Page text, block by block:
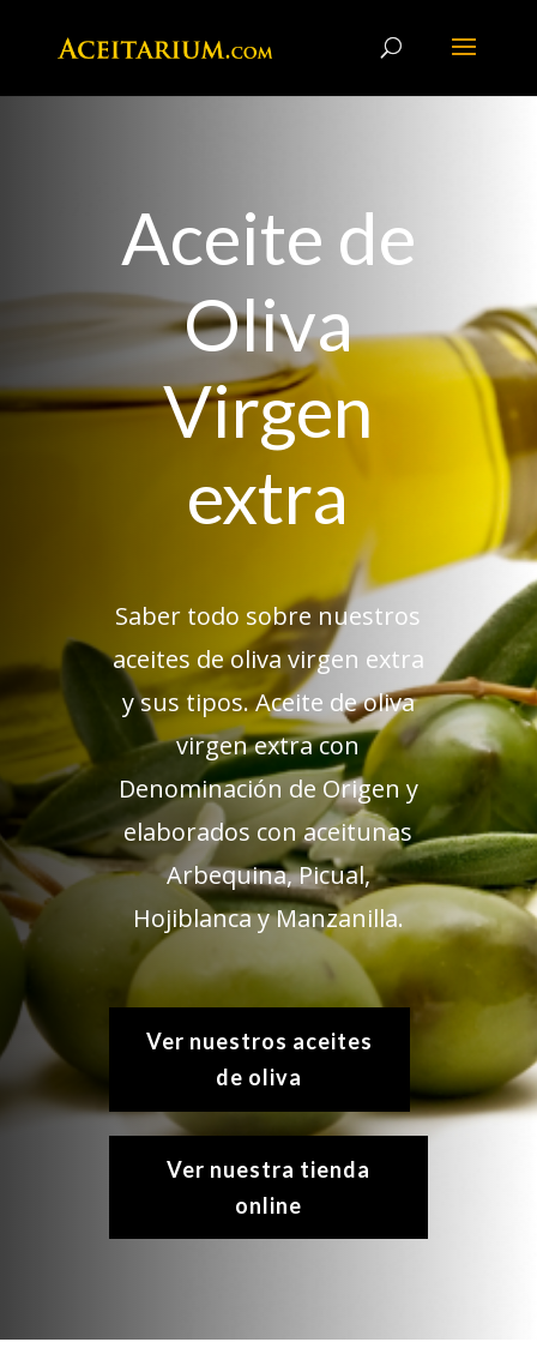
Aceite de
Oliva
Virgen
extra
Saber todo sobre nuestros
aceites de oliva virgen extra
y sus tipos. Aceite de oliva
virgen extra con
Denominación de Origen y
elaborados con aceitunas
Arbequina, Picual,
Hojiblanca y Manzanilla.
Ver nuestros aceites
de oliva
Ver nuestra tienda
online